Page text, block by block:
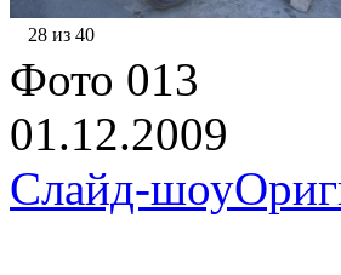
28 из 40
Фото 013
01.12.2009
Слайд-шоу